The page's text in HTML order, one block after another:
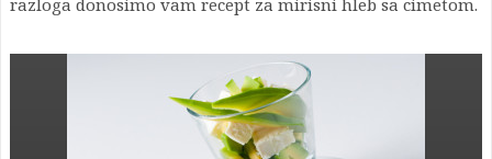
razloga donosimo vam recept za mirisni hleb sa cimetom.